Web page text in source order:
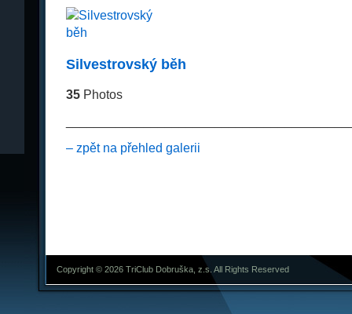
Silvestrovský běh
35Photos
– zpět na přehled galerii
Copyright © 2026 TriClub Dobruška, z.s. All Rights Reserved